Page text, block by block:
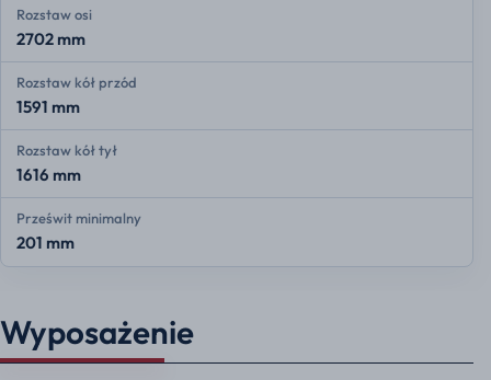
Rozstaw osi
2702 mm
Rozstaw kół przód
1591 mm
Rozstaw kół tył
1616 mm
Prześwit minimalny
201 mm
Wyposażenie